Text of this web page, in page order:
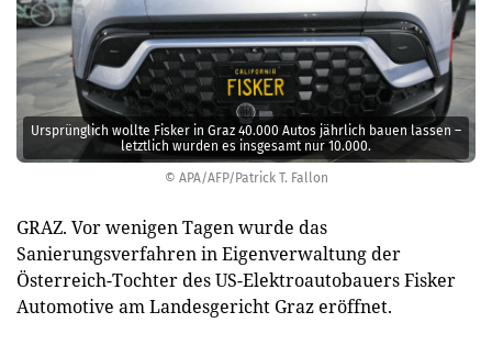
© APA/AFP/Patrick T. Fallon
Ursprünglich wollte Fisker in Graz 40.000 Autos jährlich bauen lassen –
letztlich wurden es insgesamt nur 10.000.
GRAZ. Vor wenigen Tagen wurde das
Sanierungsverfahren in Eigenverwaltung der
Österreich-Tochter des US-Elektroautobauers Fisker
Automotive am Landesgericht Graz eröffnet.